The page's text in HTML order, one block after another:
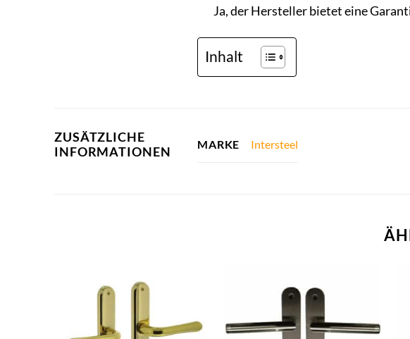
Ja, der Hersteller bietet eine
Inhalt
ZUSÄTZLICHE
INFORMATIONEN
MARKE Intersteel